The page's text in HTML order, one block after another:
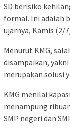
SD berisiko
formal. Ini adalah
ujarnya, Kamis (2/
Menurut KMG,
disampaikan,
merupakan solusi
KMG menilai
menampung
SMP negeri dan